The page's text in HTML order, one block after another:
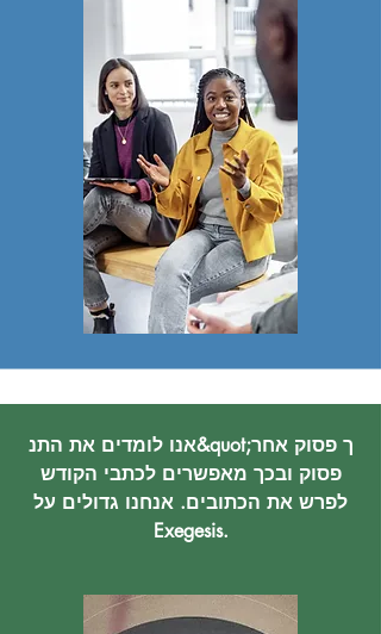
אנו לומדים את התנ&quot;ך פסוק אחר
פסוק ובכך מאפשרים לכתבי הקודש
לפרש את הכתובים. אנחנו גדולים על
Exegesis.